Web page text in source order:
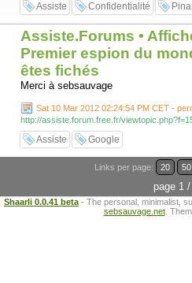
Assiste Confidentialité
Assiste.Forums •
Premier espion du
êtes fichés
Merci à sebsauvage
Sat 10 Mar 2012 02:24:54 PM CET -
http://assiste.forum.free.fr/
Assiste Google
Links per page: 20 50
page 1
Shaarli 0.0.41 beta - The personal, minimalist,
sebsauvage.net.